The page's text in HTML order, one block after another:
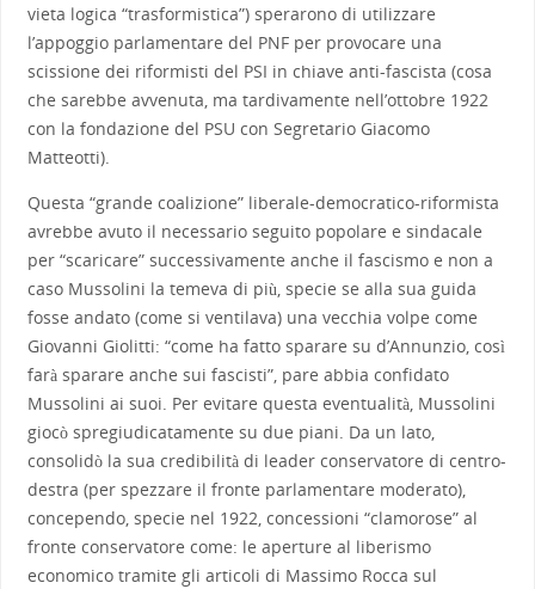
vieta logica “trasformistica”) sperarono di utilizzare
l’appoggio parlamentare del PNF per provocare una
scissione dei riformisti del PSI in chiave anti-fascista (cosa
che sarebbe avvenuta, ma tardivamente nell’ottobre 1922
con la fondazione del PSU con Segretario Giacomo
Matteotti).
Questa “grande coalizione” liberale-democratico-riformista
avrebbe avuto il necessario seguito popolare e sindacale
per “scaricare” successivamente anche il fascismo e non a
caso Mussolini la temeva di più, specie se alla sua guida
fosse andato (come si ventilava) una vecchia volpe come
Giovanni Giolitti: “come ha fatto sparare su d’Annunzio, così
farà sparare anche sui fascisti”, pare abbia confidato
Mussolini ai suoi. Per evitare questa eventualità, Mussolini
giocò spregiudicatamente su due piani. Da un lato,
consolidò la sua credibilità di leader conservatore di centro-
destra (per spezzare il fronte parlamentare moderato),
concependo, specie nel 1922, concessioni “clamorose” al
fronte conservatore come: le aperture al liberismo
economico tramite gli articoli di Massimo Rocca sul